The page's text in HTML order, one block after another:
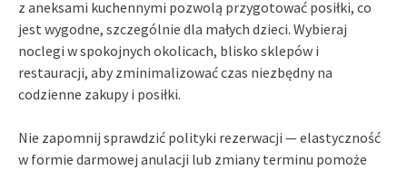
z aneksami kuchennymi pozwolą przygotować posiłki, co
jest wygodne, szczególnie dla małych dzieci. Wybieraj
noclegi w spokojnych okolicach, blisko sklepów i
restauracji, aby zminimalizować czas niezbędny na
codzienne zakupy i posiłki.
Nie zapomnij sprawdzić polityki rezerwacji — elastyczność
w formie darmowej anulacji lub zmiany terminu pomoże